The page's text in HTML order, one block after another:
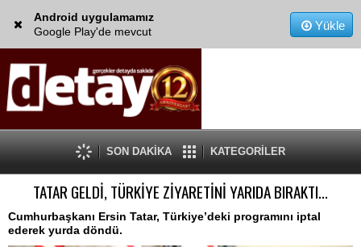
Android uygulamamız
Google Play'de mevcut
Yükle
SON DAKİKA KATEGORİLER
TATAR GELDİ, TÜRKİYE ZİYARETİNİ YARIDA BIRAKTI...
Cumhurbaşkanı Ersin Tatar, Türkiye’deki programını iptal
ederek yurda döndü.